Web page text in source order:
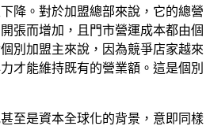
降。對於加盟總部來說，它的總營
張而增加，且門市營運成本都由個
別加盟主來說，因為競爭店家越來
才能維持既有的營業額。這是個別
至是資本全球化的背景，意即同樣